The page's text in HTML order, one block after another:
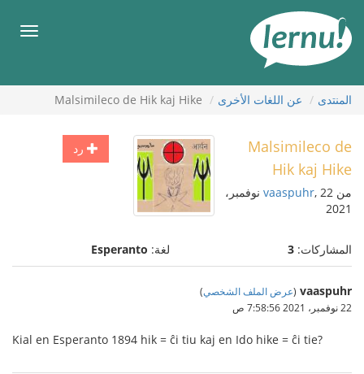
المحتويات
قائمة
المنتدى عن اللغات الأخرى Malsimileco de Hik kaj Hike
رد
Malsimileco de
Hik kaj Hike
من vaaspuhr , 22 نوفمبر،
2021
المشاركات: 3 لغة: Esperanto
vaaspuhr
(عرض الملف الشخصي)
22 نوفمبر، 2021 7:58:56 ص
Kial en Esperanto 1894 hik = ĉi tiu kaj en Ido hike = ĉi tie?